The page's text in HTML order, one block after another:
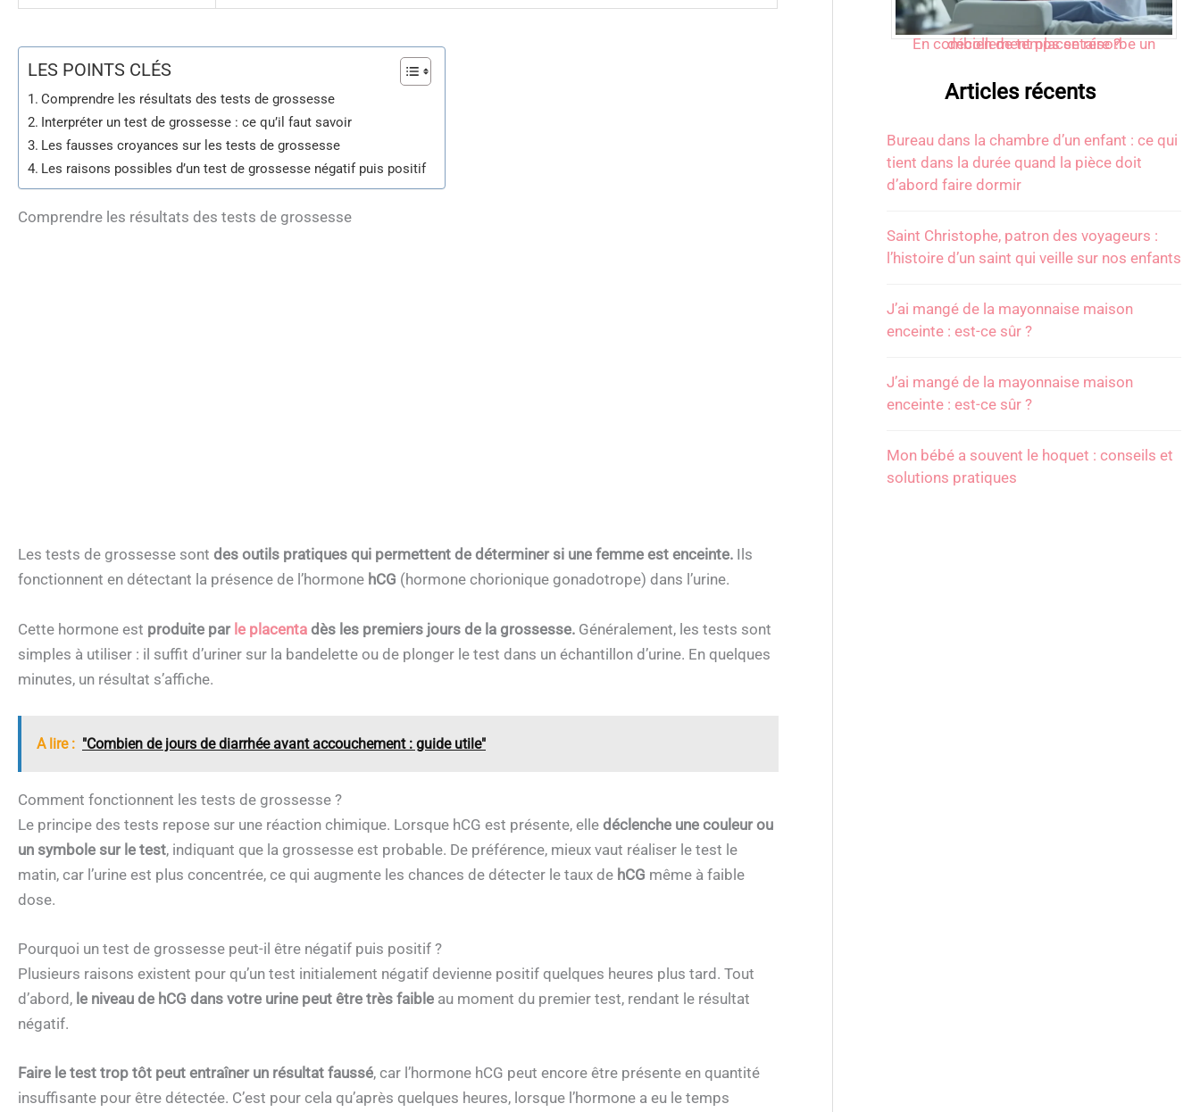
LES POINTS CLÉS
Comprendre les résultats des tests de grossesse
Interpréter un test de grossesse : ce qu’il faut savoir
Les fausses croyances sur les tests de grossesse
Les raisons possibles d’un test de grossesse négatif puis positif
Comprendre les résultats des tests de grossesse
Les tests de grossesse sont des outils pratiques qui permettent de déterminer si une femme est enceinte. Ils
fonctionnent en détectant la présence de l’hormone hCG (hormone chorionique gonadotrope) dans l’urine.
Cette hormone est produite par le placenta dès les premiers jours de la grossesse. Généralement, les tests sont
simples à utiliser : il suffit d’uriner sur la bandelette ou de plonger le test dans un échantillon d’urine. En quelques
minutes, un résultat s’affiche.
A lire : "Combien de jours de diarrhée avant accouchement : guide utile"
Comment fonctionnent les tests de grossesse ?
Le principe des tests repose sur une réaction chimique. Lorsque hCG est présente, elle déclenche une couleur ou
un symbole sur le test, indiquant que la grossesse est probable. De préférence, mieux vaut réaliser le test le
matin, car l’urine est plus concentrée, ce qui augmente les chances de détecter le taux de hCG même à faible
dose.
Pourquoi un test de grossesse peut-il être négatif puis positif ?
Plusieurs raisons existent pour qu’un test initialement négatif devienne positif quelques heures plus tard. Tout
d’abord, le niveau de hCG dans votre urine peut être très faible au moment du premier test, rendant le résultat
négatif.
Faire le test trop tôt peut entraîner un résultat faussé, car l’hormone hCG peut encore être présente en quantité
insuffisante pour être détectée. C’est pour cela qu’après quelques heures, lorsque l’hormone a eu le temps
En combien de temps se résorbe un décollement placentaire ?
Articles récents
Bureau dans la chambre d’un enfant : ce qui
tient dans la durée quand la pièce doit
d’abord faire dormir
Saint Christophe, patron des voyageurs :
l’histoire d’un saint qui veille sur nos enfants
J’ai mangé de la mayonnaise maison
enceinte : est-ce sûr ?
J’ai mangé de la mayonnaise maison
enceinte : est-ce sûr ?
Mon bébé a souvent le hoquet : conseils et
solutions pratiques